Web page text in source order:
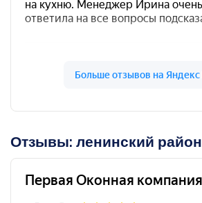
Отзывы: ленинский район